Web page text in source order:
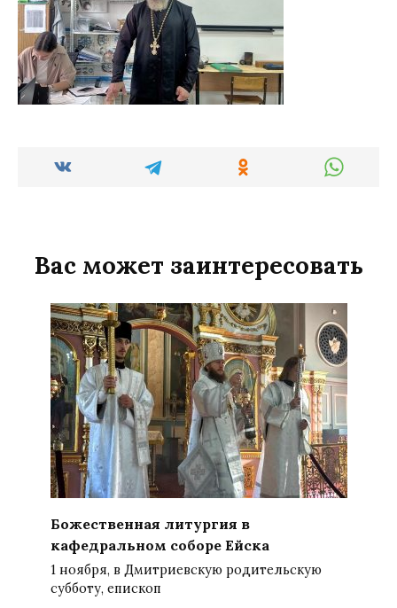
Вас может заинтересовать
Божественная литургия в
кафедральном соборе Ейска
1 ноября, в Дмитриевскую родительскую
субботу, епископ